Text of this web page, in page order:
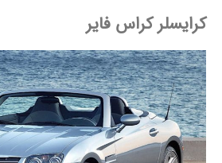
کرایسلر کراس فایر